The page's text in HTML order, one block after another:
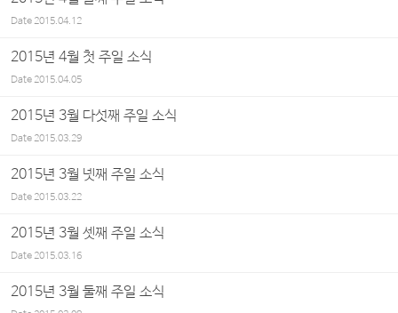
Date2015.04.12
2015년 4월 첫 주일 소식
Date2015.04.05
2015년 3월 다섯째 주일 소식
Date2015.03.29
2015년 3월 넷째 주일 소식
Date2015.03.22
2015년 3월 셋째 주일 소식
Date2015.03.16
2015년 3월 둘째 주일 소식